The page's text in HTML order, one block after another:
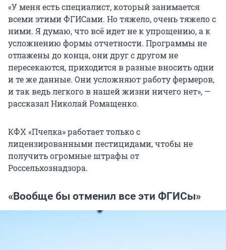
использовании внутри хозяйства
(например, на корм скоту);
ЕФИС ЗСН — единая информационная
система о землях сельхозназначения.
Информацию об использовании участков в
систему должны вносить все пользователи
пашни с 1 марта 2025 года.
Работу всех вышеперечисленных ФГИСов,
За ФГИС «Зерно» отвечает Минсельхоз.
«У меня есть специалист, который занимается
всеми этими ФГИСами. Но тяжело, очень тяжело с
ними. Я думаю, что всё идет не к упрощению, а к
усложнению формы отчетности. Программы не
отлажены до конца, они друг с другом не
пересекаются, приходится в разные вносить одни
и те же данные. Они усложняют работу фермеров,
и так ведь легкого в нашей жизни ничего нет», —
рассказал Николай Ромащенко.
КФХ «Пчелка» работает только с
лицензированными пестицидами, чтобы не
получить огромные штрафы от
Россельхознадзора.
«Вообще бы отменил все эти ФГИСы»